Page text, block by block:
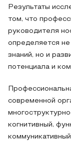
Результаты
том, что
руководителя
определяется
знаний, но и
потенциала и
современной
когнитивный,